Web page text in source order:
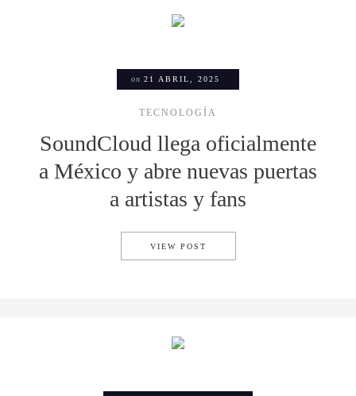
on 21 ABRIL, 2025
TECNOLOGÍA
SoundCloud llega oficialmente
a México y abre nuevas puertas
a artistas y fans
VIEW POST